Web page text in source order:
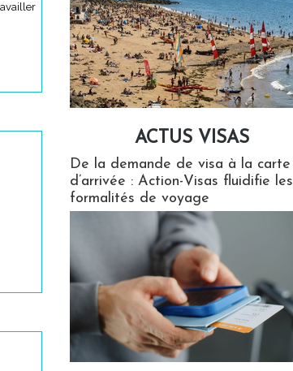
ACTUS VISAS
De la demande de visa à la carte
d’arrivée : Action-Visas fluidifie les
formalités de voyage